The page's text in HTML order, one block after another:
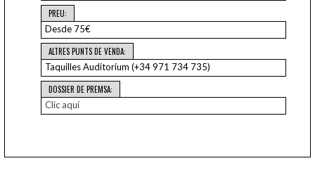
PREU:
Desde 75€
ALTRES PUNTS DE VENDA:
Taquilles Auditorium (+34 971 734 735)
DOSSIER DE PREMSA:
Clic aquí